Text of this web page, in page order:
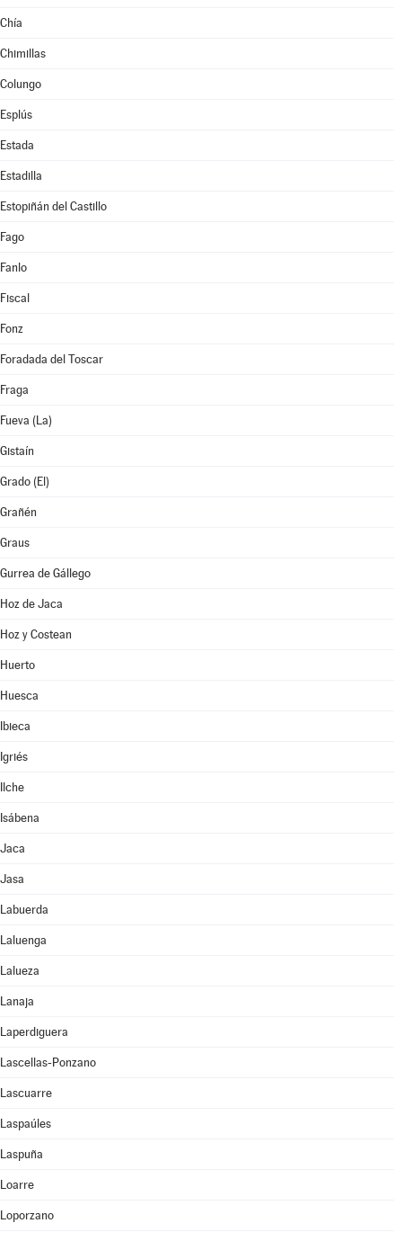
Chía
Chimillas
Colungo
Esplús
Estada
Estadilla
Estopiñán del Castillo
Fago
Fanlo
Fiscal
Fonz
Foradada del Toscar
Fraga
Fueva (La)
Gistaín
Grado (El)
Grañén
Graus
Gurrea de Gállego
Hoz de Jaca
Hoz y Costean
Huerto
Huesca
Ibieca
Igriés
Ilche
Isábena
Jaca
Jasa
Labuerda
Laluenga
Lalueza
Lanaja
Laperdiguera
Lascellas-Ponzano
Lascuarre
Laspaúles
Laspuña
Loarre
Loporzano